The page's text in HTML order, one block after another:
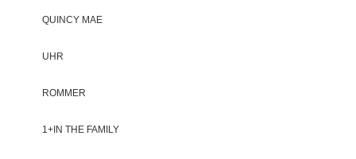
QUINCY MAE
UHR
ROMMER
1+IN THE FAMILY